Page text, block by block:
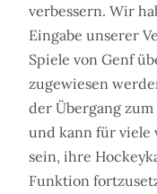
verbessern. Wir
Eingabe unserer
Spiele von Genf
zugewiesen
der Übergang
und kann für
sein, ihre
Funktion